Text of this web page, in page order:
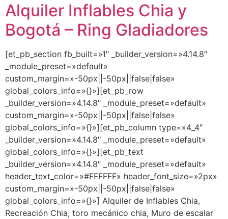
Alquiler Inflables Chia y
Bogotá – Ring Gladiadores
[et_pb_section fb_built=»1″ _builder_version=»4.14.8″
_module_preset=»default»
custom_margin=»-50px||-50px||false|false»
global_colors_info=»{}»][et_pb_row
_builder_version=»4.14.8″ _module_preset=»default»
custom_margin=»-50px||-50px||false|false»
global_colors_info=»{}»][et_pb_column type=»4_4″
_builder_version=»4.14.8″ _module_preset=»default»
global_colors_info=»{}»][et_pb_text
_builder_version=»4.14.8″ _module_preset=»default»
header_text_color=»#FFFFFF» header_font_size=»2px»
custom_margin=»-50px||-50px||false|false»
global_colors_info=»{}»] Alquiler de Inflables Chia,
Recreación Chia, toro mecánico chia, Muro de escalar